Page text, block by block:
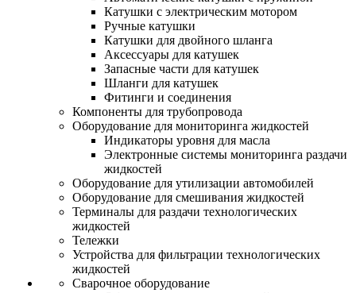
Катушки с электрическим мотором
Ручные катушки
Катушки для двойного шланга
Аксессуары для катушек
Запасные части для катушек
Шланги для катушек
Фитинги и соединения
Компоненты для трубопровода
Оборудование для мониторинга жидкостей
Индикаторы уровня для масла
Электронные системы мониторинга раздачи
жидкостей
Оборудование для утилизации автомобилей
Оборудование для смешивания жидкостей
Терминалы для раздачи технологических
жидкостей
Тележки
Устройства для фильтрации технологических
жидкостей
Сварочное оборудование